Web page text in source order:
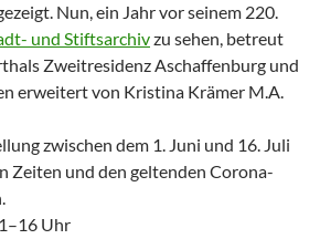
Nun, ein Jahr vor seinem 220.
und Stiftsarchivzu sehen, betreut
Zweitresidenz Aschaffenburg und
erweitert von Kristina Krämer M.A.
zwischen dem 1. Juni und 16. Juli
Zeiten und den geltenden Corona-
Uhr